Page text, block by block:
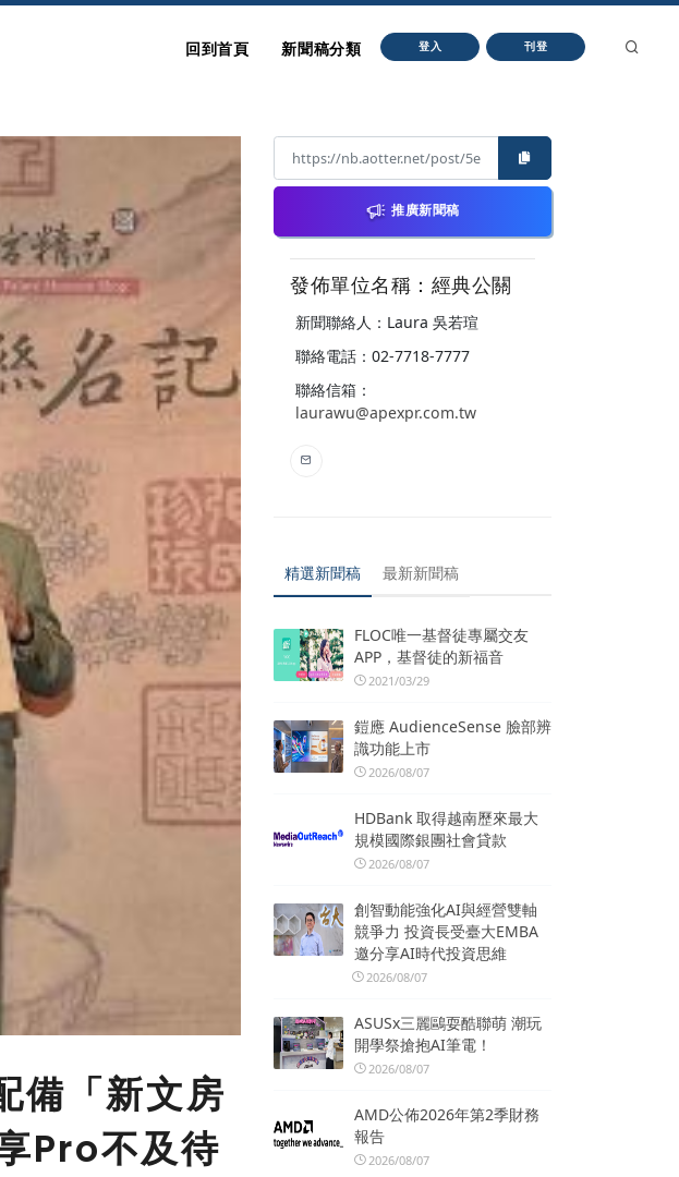
回到首頁 新聞稿分類 登入 刊登
備「新文房
Pro不及待
推廣新聞稿
發佈單位名稱：經典公關
新聞聯絡人：Laura 吳若瑄
聯絡電話：02-7718-7777
聯絡信箱：
laurawu@apexpr.com.tw
精選新聞稿 最新新聞稿
FLOC唯一基督徒專屬交友
APP，基督徒的新福音
2021/03/29
鎧應 AudienceSense 臉部辨
識功能上市
2026/08/07
HDBank 取得越南歷來最大
規模國際銀團社會貸款
2026/08/07
創智動能強化AI與經營雙軸
競爭力 投資長受臺大EMBA
邀分享AI時代投資思維
2026/08/07
ASUSx三麗鷗耍酷聯萌 潮玩
開學祭搶抱AI筆電！
2026/08/07
AMD公佈2026年第2季財務
報告
2026/08/07